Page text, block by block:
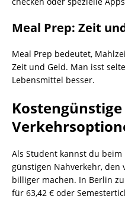
Meal Prep: Zeit
Meal Prep bedeutet,
Zeit und Geld. Man isst
Lebensmittel besser.
Kostengünstige
Als Student kannst du
günstigen Nahverkehr, den
billiger machen. In Berlin
für 63,42 € oder